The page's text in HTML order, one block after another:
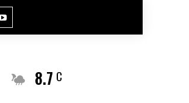
8.7 C